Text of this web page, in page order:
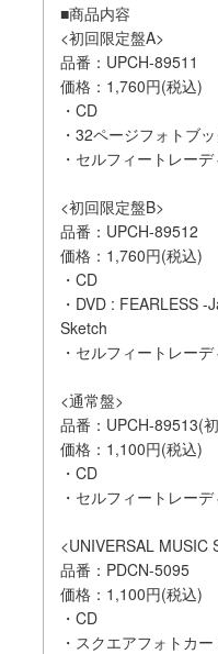
■商品内容
<初回限定盤A>
品番：UPCH-89511
価格：1,760円(税込)
・CD
・32ページフォトブ
・セルフィートレー
<初回限定盤B>
品番：UPCH-89512
価格：1,760円(税込)
・CD
・DVD : FEARLESS
Sketch
・セルフィートレー
<通常盤>
品番：UPCH-89513(
価格：1,100円(税込)
・CD
・セルフィートレー
<UNIVERSAL MUSIC
品番：PDCN-5095
価格：1,100円(税込)
・CD
・スクエアフォトカ